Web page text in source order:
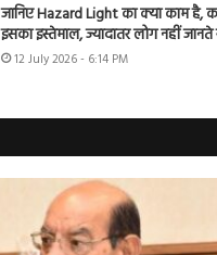
जानिए Hazard Light का क्या काम
इसका इस्तेमाल, ज्यादातर लोग नहीं जानते
12 July 2026 - 6:14 PM